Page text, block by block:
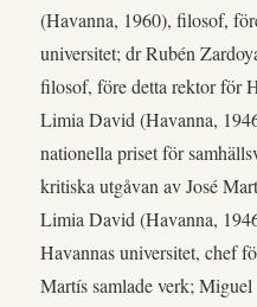
(Havanna, 1960), filosof,
universitet; dr Rubén
filosof, före detta rektor för
Limia David (Havanna,
nationella priset för
kritiska utgåvan av José
Limia David (Havanna,
Havannas universitet, chef
Martís samlade verk;